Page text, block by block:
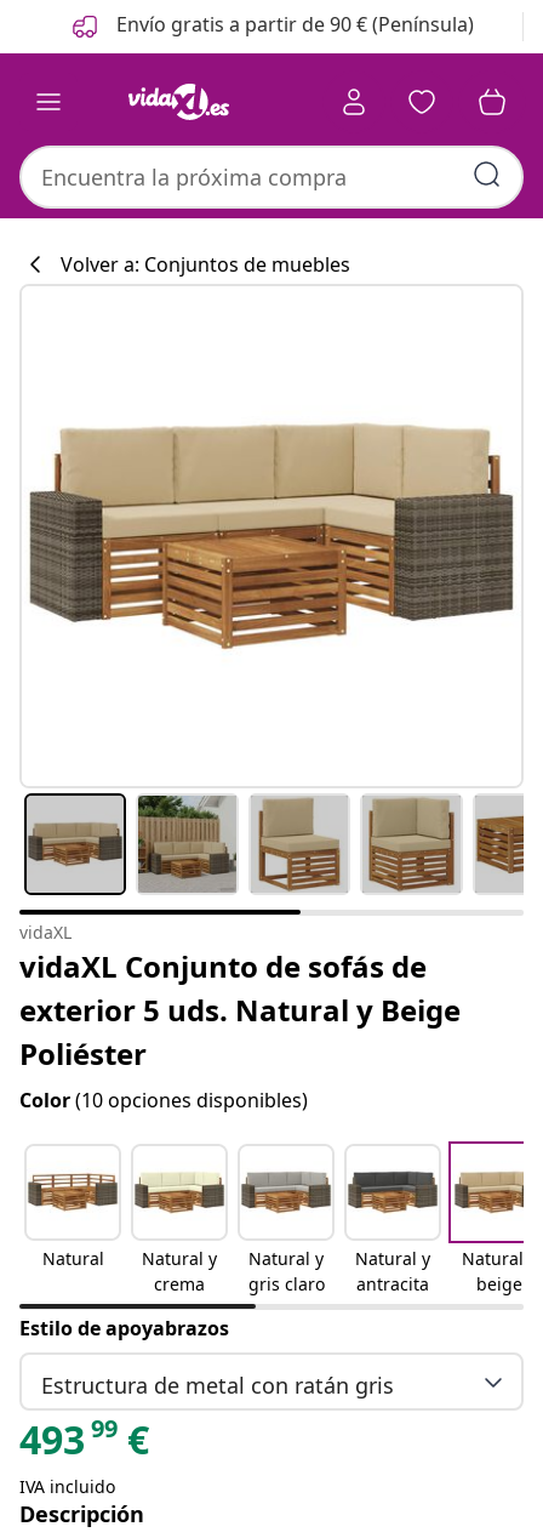
Anterior
Siguiente Envío gratis a partir de 90 € (Península)
Volver a: Conjuntos de muebles
vidaXL
vidaXL Conjunto de sofás de
exterior 5 uds. Natural y Beige
Poliéster
Color(10 opciones disponibles)
Natural
Natural y
crema
Natural y
gris claro
Natural y
antracita
Natural y
beige
Estilo de apoyabrazos
Estructura de metal con ratán gris
493 99 €
IVA incluido
Descripción